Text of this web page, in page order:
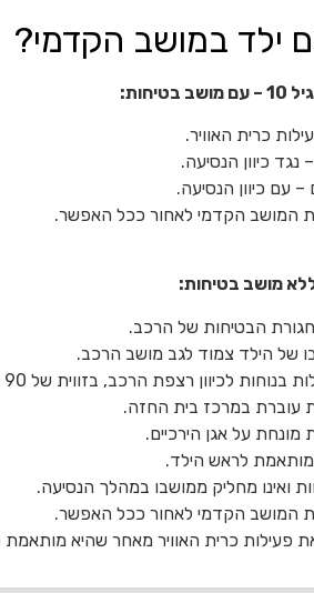
ילד במושב הקדמי?
כרית האוויר.
נגד כיוון הנסיעה.
– עם כיוון הנסיעה.
המושב הקדמי לאחור ככל האפשר.
הבטיחות של הרכב.
של הילד צמוד לגב מושב הרכב.
לכיוון רצפת הרכב, בזווית של 90 מעלות.
עוברת במרכז בית החזה.
מונחת על אגן הירכיים.
לראש הילד.
ואינו מחליק ממושבו במהלך הנסיעה.
המושב הקדמי לאחור ככל האפשר.
פעילות כרית האוויר מאחר שהיא